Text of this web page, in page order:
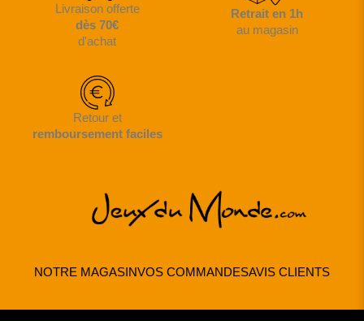
Livraison offerte
dès 70€
d'achat
Retrait en 1h
au magasin
Retour et
remboursement faciles
NOTRE MAGASINVOS COMMANDESAVIS CLIENTS